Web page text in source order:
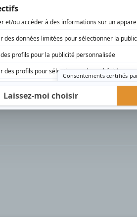
Therrien carbure à son petit écran. Celui qu’on
1996 à 2001. Sa spécialité: la télé québécoise. On